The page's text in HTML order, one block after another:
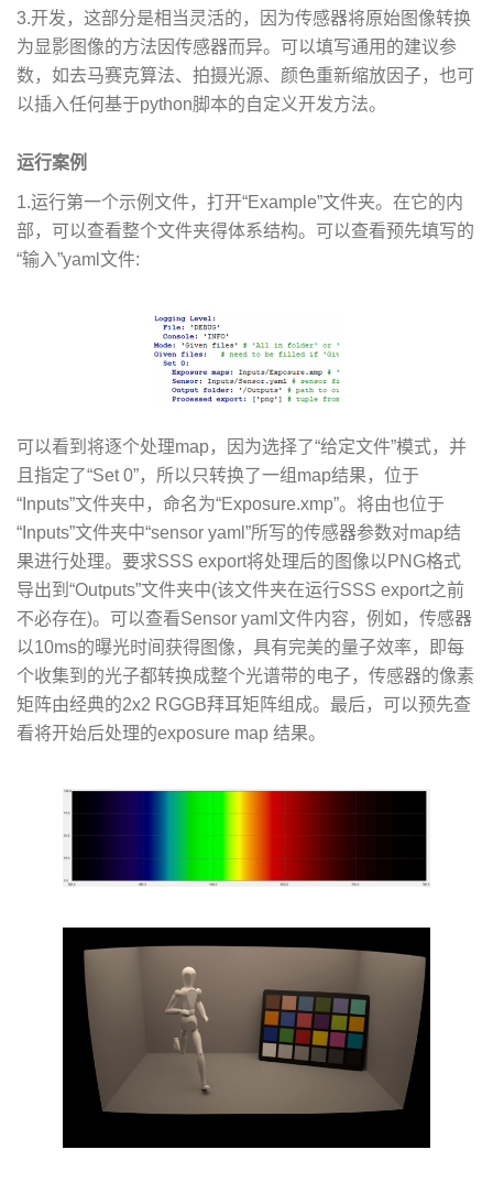
3.开发，这部分是相当灵活的，因为传感器将原始图像转换
为显影图像的方法因传感器而异。可以填写通用的建议参
数，如去马赛克算法、拍摄光源、颜色重新缩放因子，也可
以插入任何基于python脚本的自定义开发方法。
运行案例
1.运行第一个示例文件，打开“Example”文件夹。在它的内
部，可以查看整个文件夹得体系结构。可以查看预先填写的
“输入”yaml文件:
可以看到将逐个处理map，因为选择了“给定文件”模式，并
且指定了“Set 0”，所以只转换了一组map结果，位于
“Inputs”文件夹中，命名为“Exposure.xmp”。将由也位于
“Inputs”文件夹中“sensor yaml”所写的传感器参数对map结
果进行处理。要求SSS export将处理后的图像以PNG格式
导出到“Outputs”文件夹中(该文件夹在运行SSS export之前
不必存在)。可以查看Sensor yaml文件内容，例如，传感器
以10ms的曝光时间获得图像，具有完美的量子效率，即每
个收集到的光子都转换成整个光谱带的电子，传感器的像素
矩阵由经典的2x2 RGGB拜耳矩阵组成。最后，可以预先查
看将开始后处理的exposure map 结果。